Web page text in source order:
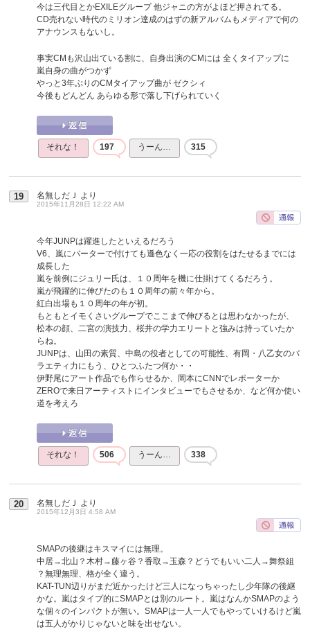
今は三代目とかEXILEグループ 他ジャニの方がよほど押されてる。
CD売れない時代のミリオン達成のはずの新アルバムもメディアで何の
アナウンスもないし。
事実CMも沢山出ている割に、自身出演のCMには 全くタイアップに
嵐自身の曲がつかず
やっと3年ぶりのCMタイアップ曲が ゼクシィ
今後もどんどん あらゆる形で落し下げられていく
それな！ 197 うーん… 315
19 名無しだＪ より
2015年11月28日 12:22 AM
今年JUNPは躍進したといえるだろう
V6、嵐にバーターで付けても遜色なく一応の役割をはたせるまでには
成長した
嵐を前例にジュリー氏は、１０周年を機に仕掛けてくるだろう。
嵐が飛躍的に伸びたのも１０周年の前々年から。
紅白出場も１０周年の年が初。
もともとイモくさいグループでここまで伸びるとは思わなかったが、
松本の顔、二宮の演技力、桜井の学力エリートと強みは持っていたか
らね。
JUNPは、山田の素質、中島の役者としての可能性、有岡・八乙女のバ
ラエティ力にもう、ひとつふたつ何か・・
伊野尾にアート作品でも作らせるか、岡本にCNNでレポーターか
ZEROで来日アーティストにインタビューでもさせるか、など何か使い
道を考えろ
それな！ 506 うーん… 338
20 名無しだＪ より
2015年12月3日 4:58 AM
SMAPの後継はキスマイには無理。
中居→北山？木村→藤ヶ谷？香取→玉森？どうでもいい二人→舞祭組
？無理無理、格が全く違う。
KAT-TUN辺りがまだ近かったけど三人になっちゃったし少年隊の後継
かな。嵐はタイプ的にSMAPとは別のルート。嵐はなんかSMAPのよう
な個々のインパクトが無い。SMAPは一人一人でもやっていけるけど嵐
は五人がかりじゃないと味を出せない。